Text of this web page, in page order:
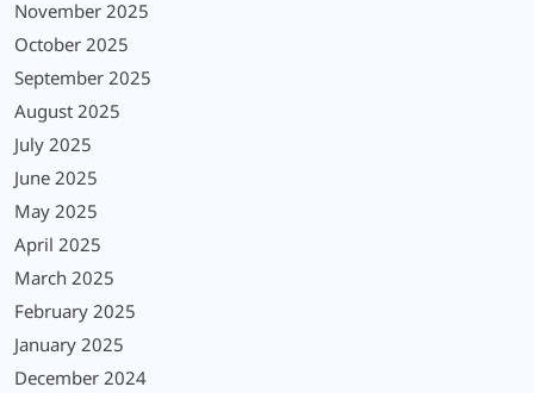
November 2025
October 2025
September 2025
August 2025
July 2025
June 2025
May 2025
April 2025
March 2025
February 2025
January 2025
December 2024